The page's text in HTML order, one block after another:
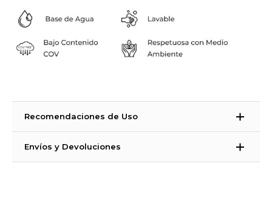
Recomendaciones de Uso
La Strong suelos es una pintura bicomponente. ¿Qué significa eso?
Envíos y Devoluciones